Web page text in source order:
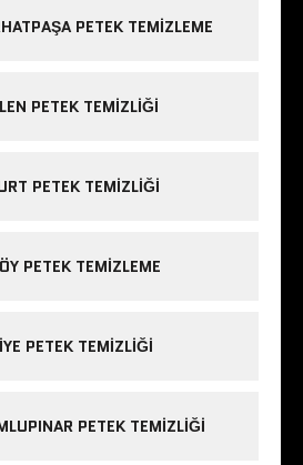
PETEK TEMIZLEME
PETEK TEMIZLIĞI
PETEK TEMIZLIĞI
PETEK TEMIZLEME
PETEK TEMIZLIĞI
PETEK TEMIZLIĞI